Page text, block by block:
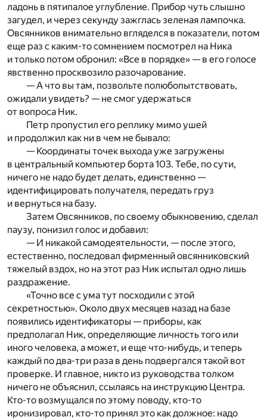
ладонь в пятипалое углубление. Прибор чуть слышно
загудел, и через секунду зажглась зеленая лампочка.
Овсянников внимательно вгляделся в показатели, потом
еще раз с каким-то сомнением посмотрел на Ника
и только потом обронил: «Все в порядке» — в его голосе
явственно просквозило разочарование.
— А что вы там, позвольте полюбопытствовать,
ожидали увидеть? — не смог удержаться
от вопроса Ник.
Петр пропустил его реплику мимо ушей
и продолжил как ни в чем не бывало:
— Координаты точек выхода уже загружены
в центральный компьютер борта 103. Тебе, по сути,
ничего не надо будет делать, единственно —
идентифицировать получателя, передать груз
и вернуться на базу.
Затем Овсянников, по своему обыкновению, сделал
паузу, понизил голос и добавил:
— И никакой самодеятельности, — после этого,
естественно, последовал фирменный овсянниковский
тяжелый вздох, но на этот раз Ник испытал одно лишь
раздражение.
«Точно все с ума тут посходили с этой
секретностью». Около двух месяцев назад на базе
появились идентификаторы — приборы, как
предполагал Ник, определяющие личность того или
иного человека, а может, и еще что-нибудь, и теперь
каждый по два-три раза в день подвергался такой вот
проверке. И главное, никто из руководства толком
ничего не объяснил, ссылаясь на инструкцию Центра.
Кто-то возмущался по этому поводу, кто-то
иронизировал, кто-то принял это как должное: надо